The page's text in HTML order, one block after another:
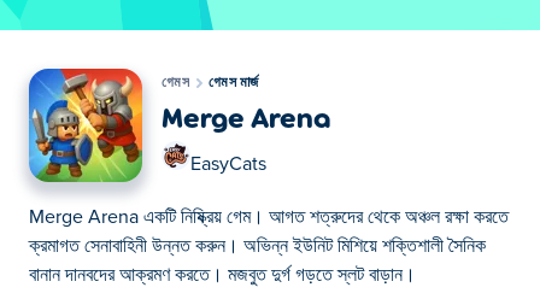
গেমস গেমস মার্জ
Merge Arena
EasyCats
Merge Arena একটি নিষ্ক্রিয় গেম। আগত শত্রুদের থেকে অঞ্চল রক্ষা করতে
ক্রমাগত সেনাবাহিনী উন্নত করুন। অভিন্ন ইউনিট মিশিয়ে শক্তিশালী সৈনিক
বানান দানবদের আক্রমণ করতে। মজবুত দুর্গ গড়তে স্লট বাড়ান।